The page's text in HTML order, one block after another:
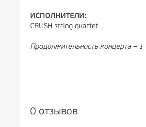
ИСПОЛНИТЕЛИ:
CRUSH string quartet
Продолжительность концерта – 1
0 отзывов